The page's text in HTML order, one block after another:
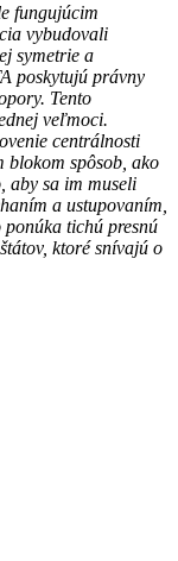
fungujúcim
vybudovali
symetrie a
poskytujú právny
Tento
veľmoci.
centrálnosti
blokom spôsob, ako
aby sa im museli
a ustupovaním,
tichú presnú
ktoré snívajú o